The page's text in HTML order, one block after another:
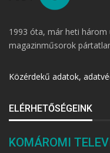
1993 óta, már heti három
magazinműsorok
Közérdekű adatok,
ELÉRHETŐSÉGEINK
KOMÁROMI